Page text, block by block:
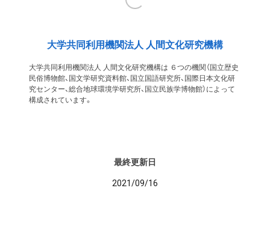
大学共同利用機関法人 人間文化研究機構
大学共同利用機関法人 人間文化研究機構は ６つの機関（国立歴史
民俗博物館、国文学研究資料館、国立国語研究所、国際日本文化研
究センター、総合地球環境学研究所、国立民族学博物館）によって
構成されています。
最終更新日
2021/09/16